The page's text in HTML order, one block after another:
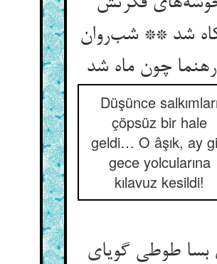
شد ** شب‌روان
رهنما چون ماه شد
Düşünce salkımları
çöpsüz bir hale
geldi… O âşık, ay
gece yolcularına
kılavuz kesildi!
بسا طوطی گویای